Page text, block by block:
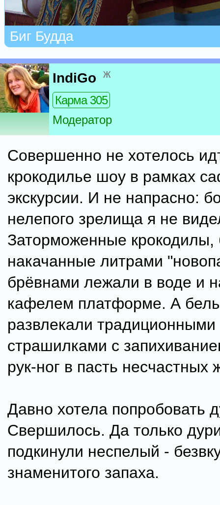
Биг Будда
IndiGo ж
Карма 305
Модератор
Совершенно не хотелось
крокодилье шоу в рамках
экскурсии. И не напрасно:
нелепого зрелища я не
Заторможенные крокодилы,
накачанные литрами
брёвнами лежали в воде и
кафелем платформе. А
развлекали традиционными
страшилками с
рук-ног в пасть несчастных
Давно хотела попробовать
Свершилось. Да только
подкинули неспелый -
знаменитого запаха.